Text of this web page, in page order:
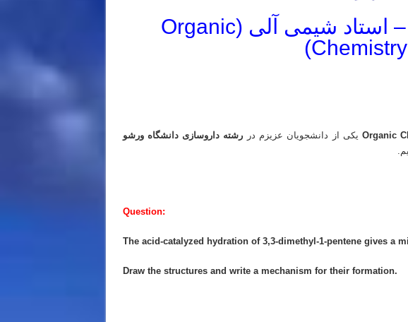
دکتر مهدی نباتی – استاد شیمی آلی (Organic
Chemistry)
یکی از دانشجویان عزیزم در رشته داروسازی دانشگاه ورشو
Question:
The acid-catalyzed hydration of 3,3-dimethyl-1-pentene gives a
Draw the structures and write a mechanism for their formation.